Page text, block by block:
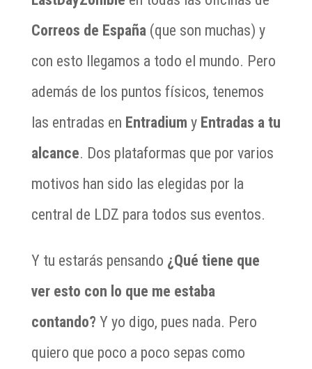
Correos de España(que son muchas) y
con esto llegamos a todo el mundo. Pero
además de los puntos físicos, tenemos
las entradas en Entradium y Entradas a tu
alcance. Dos plataformas que por varios
motivos han sido las elegidas por la
central de LDZ para todos sus eventos.
Y tu estarás pensando ¿Qué tiene que
ver esto con lo que me estaba
contando? Y yo digo, pues nada. Pero
quiero que poco a poco sepas como